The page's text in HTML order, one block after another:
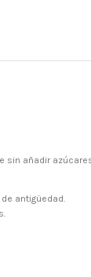
sin añadir
antigüedad.